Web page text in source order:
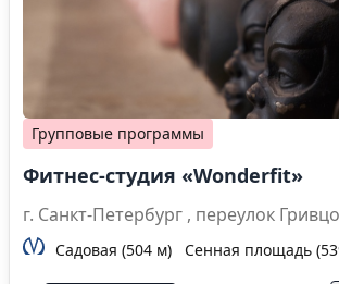
Групповые программы
Фитнес-студия «Wonderfit»
г. Санкт-Петербург ,
Садовая (504 м) Сенная площадь